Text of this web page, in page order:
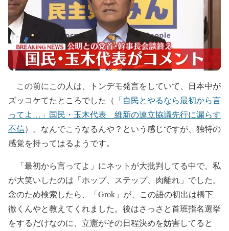
この前にこの人は、トンデモ発言をしていて、日本中が
ズッコケてたところでした（ 「自民とやるなら最初から言
ってよ…」国民・玉木代表 維新の連立協議先行に漏らす
不信）。なんでこうなるんや？という感じですが、独特の
感覚を持ってはるようです。
「最初から言ってよ」にネットが大批判してる中で、私
が大笑いしたのは「ホップ、ステップ、肉離れ」でした。
念のため検索したら、「Grok」が、この語の初出は橋下
徹くんやと教えてくれました。後はさっさと首班指名選挙
をするだけなのに、立憲がその日程決めを妨害してると